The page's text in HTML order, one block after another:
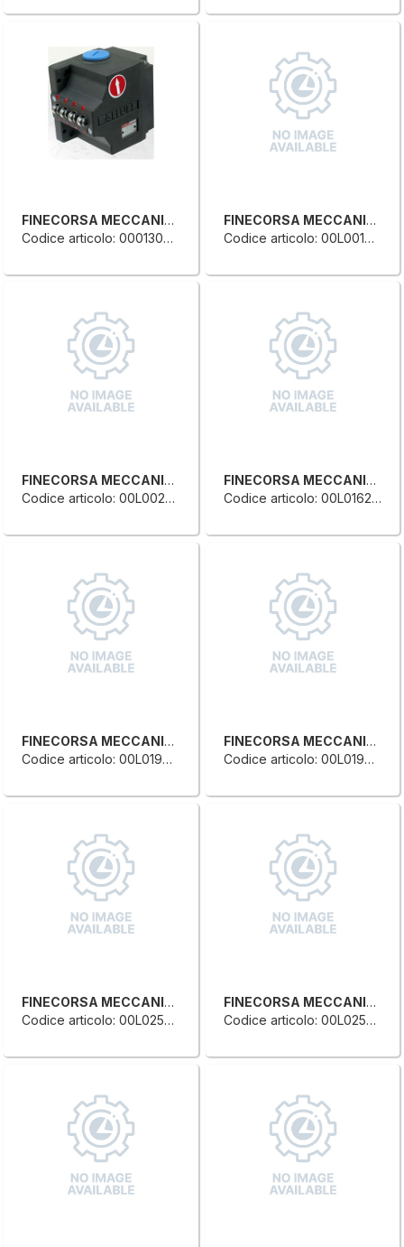
FINECORSA MECCANICO MULTIPLO
Codice articolo: 0001300237H
FINECORSA MECCANICO SINGOLO
Codice articolo: 00L0014280L
FINECORSA MECCANICO SINGOLO
Codice articolo: 00L0028595E
FINECORSA MECCANICO SINGOLO
Codice articolo: 00L0162956E
FINECORSA MECCANICO SINGOLO
Codice articolo: 00L0198916D
FINECORSA MECCANICO SINGOLO
Codice articolo: 00L0198917F
FINECORSA MECCANICO SINGOLO
Codice articolo: 00L0252757B
FINECORSA MECCANICO SINGOLO
Codice articolo: 00L0254689L